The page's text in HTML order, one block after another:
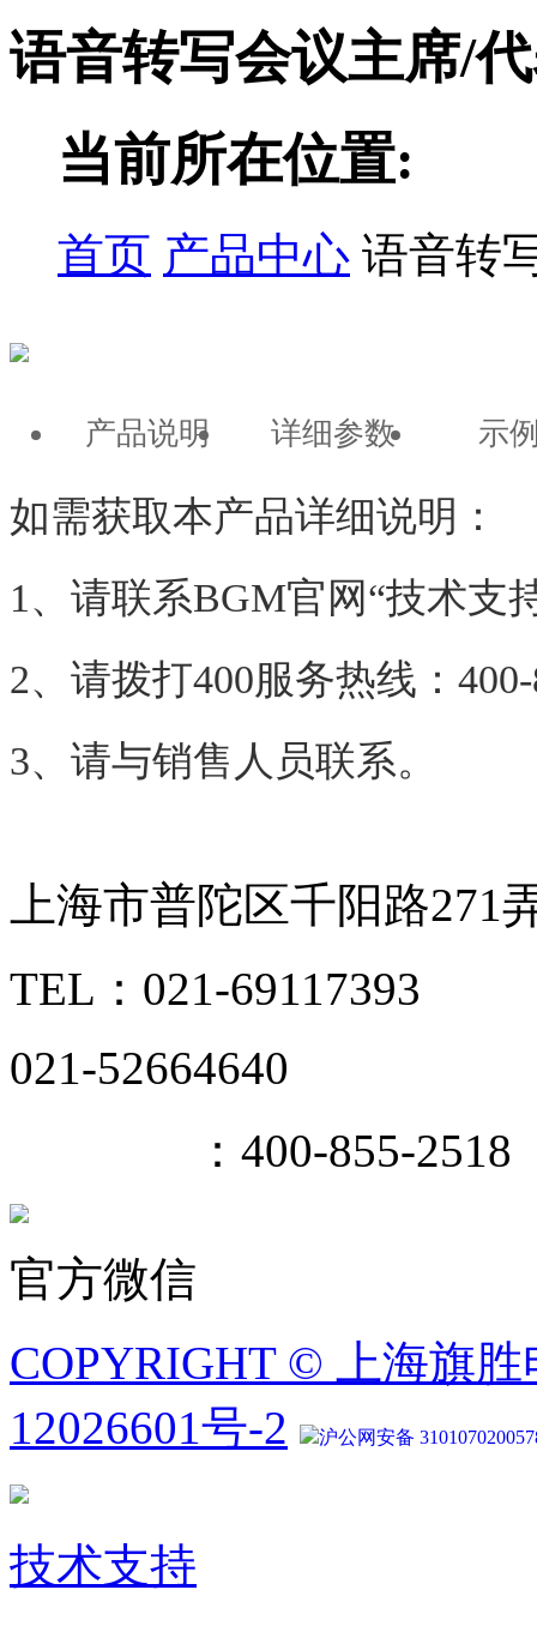
语音转写会议主席/
当前所在位置:
首页 产品中心 语音转
产品说明 详细参数 示
如需获取本产品详细说明：
1、请联系BGM官网“技术支
2、请拨打400服务热线：
3、请与销售人员联系。
上海市普陀区千阳路271
TEL：021-69117393
021-52664640
：400-855-2518
官方微信
COPYRIGHT © 上海旗
12026601号-2
沪公网安备
技术支持